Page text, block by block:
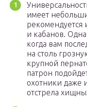
имеет
рекомендуется
и кабанов.
когда вам
на столь
крупной
патрон
охотники даже
отстрела